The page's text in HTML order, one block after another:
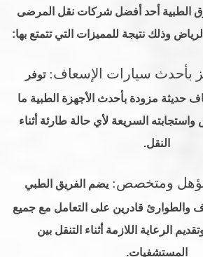
الطبية أحد أفضل شركات نقل المرضى
وذلك نتيجة للمميزات التي تتمتع بها:
توفر
حديثة مزودة بأحدث الأجهزة الطبية ما
السريعة لأي حالة طارئة أثناء
النقل.
يضم الفريق الطبي
قادرين على التعامل مع جميع
الرعاية اللازمة أثناء التنقل بين
المستشفيات.